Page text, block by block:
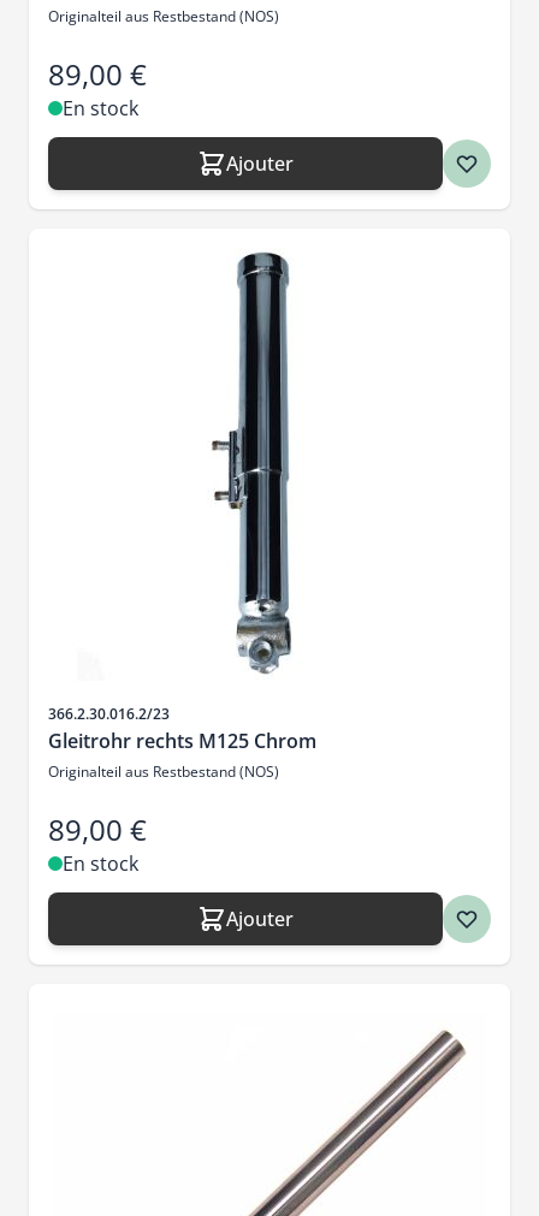
Originalteil aus Restbestand (NOS)
89,00 €
En stock
Ajouter
SKU
366.2.30.016.2/23
Gleitrohr rechts M125 Chrom
Originalteil aus Restbestand (NOS)
89,00 €
En stock
Ajouter